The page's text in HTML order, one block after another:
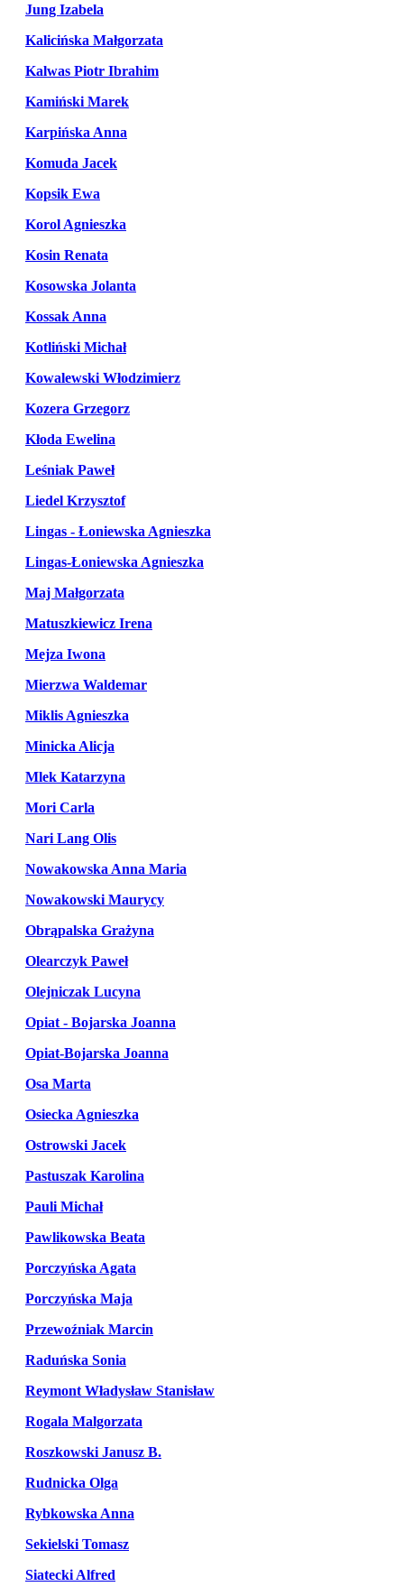
Jung Izabela
Kalicińska Małgorzata
Kalwas Piotr Ibrahim
Kamiński Marek
Karpińska Anna
Komuda Jacek
Kopsik Ewa
Korol Agnieszka
Kosin Renata
Kosowska Jolanta
Kossak Anna
Kotliński Michał
Kowalewski Włodzimierz
Kozera Grzegorz
Kłoda Ewelina
Leśniak Paweł
Liedel Krzysztof
Lingas - Łoniewska Agnieszka
Lingas-Łoniewska Agnieszka
Maj Małgorzata
Matuszkiewicz Irena
Mejza Iwona
Mierzwa Waldemar
Miklis Agnieszka
Minicka Alicja
Mlek Katarzyna
Mori Carla
Nari Lang Olis
Nowakowska Anna Maria
Nowakowski Maurycy
Obrąpalska Grażyna
Olearczyk Paweł
Olejniczak Lucyna
Opiat - Bojarska Joanna
Opiat-Bojarska Joanna
Osa Marta
Osiecka Agnieszka
Ostrowski Jacek
Pastuszak Karolina
Pauli Michał
Pawlikowska Beata
Porczyńska Agata
Porczyńska Maja
Przewoźniak Marcin
Raduńska Sonia
Reymont Władysław Stanisław
Rogala Malgorzata
Roszkowski Janusz B.
Rudnicka Olga
Rybkowska Anna
Sekielski Tomasz
Siatecki Alfred